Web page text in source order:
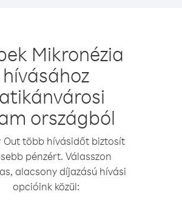
Mikronézia
hívásához
országból
Out több hívásidőt biztosít
pénzért. Válasszon
alacsony díjazású hívási
opcióink közül: